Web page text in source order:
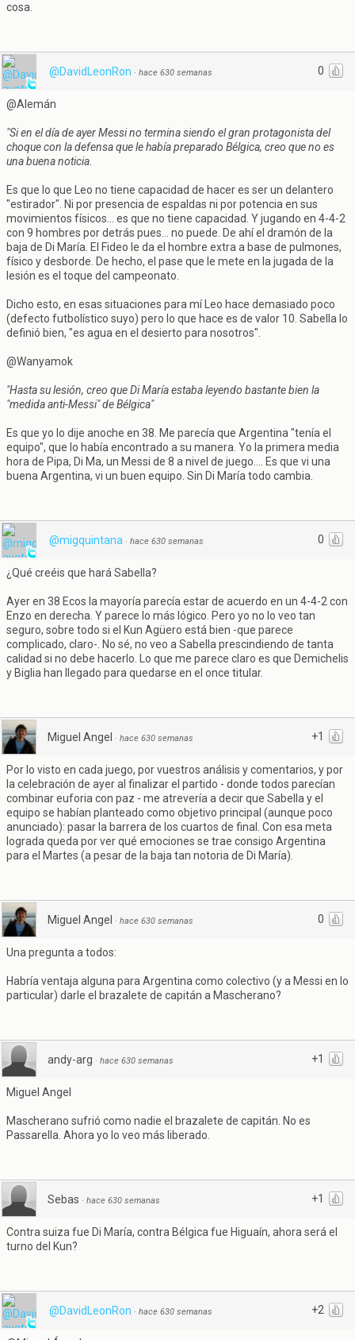
cosa.
0
@DavidLeonRon · hace 630 semanas
@Alemán
"Si en el día de ayer Messi no termina siendo el gran protagonista del
choque con la defensa que le había preparado Bélgica, creo que no es
una buena noticia.
Es que lo que Leo no tiene capacidad de hacer es ser un delantero
"estirador". Ni por presencia de espaldas ni por potencia en sus
movimientos físicos... es que no tiene capacidad. Y jugando en 4-4-2
con 9 hombres por detrás pues... no puede. De ahí el dramón de la
baja de Di María. El Fideo le da el hombre extra a base de pulmones,
físico y desborde. De hecho, el pase que le mete en la jugada de la
lesión es el toque del campeonato.
Dicho esto, en esas situaciones para mí Leo hace demasiado poco
(defecto futbolístico suyo) pero lo que hace es de valor 10. Sabella lo
definió bien, "es agua en el desierto para nosotros".
@Wanyamok
"Hasta su lesión, creo que Di María estaba leyendo bastante bien la
"medida anti-Messi" de Bélgica"
Es que yo lo dije anoche en 38. Me parecía que Argentina "tenía el
equipo", que lo había encontrado a su manera. Yo la primera media
hora de Pipa, Di Ma, un Messi de 8 a nivel de juego.... Es que vi una
buena Argentina, vi un buen equipo. Sin Di María todo cambia.
0
@migquintana · hace 630 semanas
¿Qué creéis que hará Sabella?
Ayer en 38 Ecos la mayoría parecía estar de acuerdo en un 4-4-2 con
Enzo en derecha. Y parece lo más lógico. Pero yo no lo veo tan
seguro, sobre todo si el Kun Agüero está bien -que parece
complicado, claro-. No sé, no veo a Sabella prescindiendo de tanta
calidad si no debe hacerlo. Lo que me parece claro es que Demichelis
y Biglia han llegado para quedarse en el once titular.
+1
Miguel Angel · hace 630 semanas
Por lo visto en cada juego, por vuestros análisis y comentarios, y por
la celebración de ayer al finalizar el partido - donde todos parecían
combinar euforia con paz - me atrevería a decir que Sabella y el
equipo se habían planteado como objetivo principal (aunque poco
anunciado): pasar la barrera de los cuartos de final. Con esa meta
lograda queda por ver qué emociones se trae consigo Argentina
para el Martes (a pesar de la baja tan notoria de Di María).
0
Miguel Angel · hace 630 semanas
Una pregunta a todos:
Habría ventaja alguna para Argentina como colectivo (y a Messi en lo
particular) darle el brazalete de capitán a Mascherano?
+1
andy-arg · hace 630 semanas
Miguel Angel
Mascherano sufrió como nadie el brazalete de capitán. No es
Passarella. Ahora yo lo veo más liberado.
+1
Sebas · hace 630 semanas
Contra suiza fue Di María, contra Bélgica fue Higuaín, ahora será el
turno del Kun?
+2
@DavidLeonRon · hace 630 semanas